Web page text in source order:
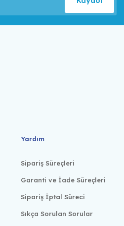
Yardım
Sipariş Süreçleri
Garanti ve İade Süreçleri
Sipariş İptal Süreci
Sıkça Sorulan Sorular